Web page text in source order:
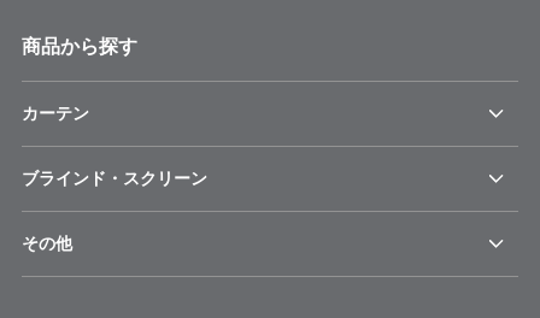
商品から探す
カーテン
ブラインド・スクリーン
その他